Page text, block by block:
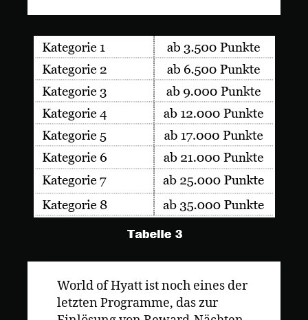
World of Hyatt ist noch eines der
letzten Programme, das zur